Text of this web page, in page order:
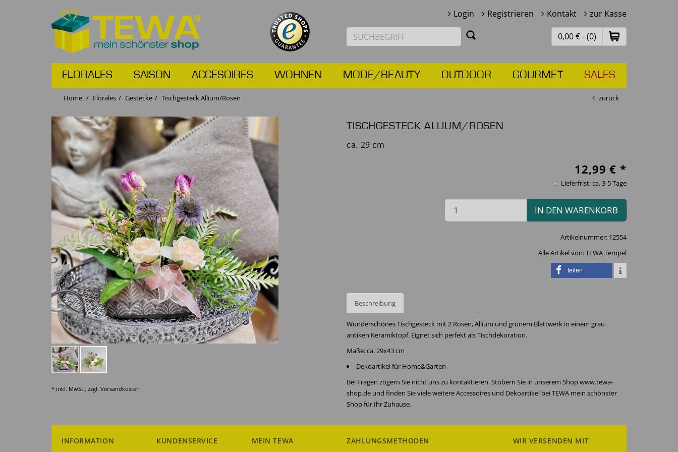
Login Registrieren Kontakt zur Kasse
0,00 € - (0)
FLORALES SAISON ACCESOIRES WOHNEN MODE/BEAUTY OUTDOOR GOURMET SALES
Home Florales Gestecke Tischgesteck Allium/Rosen zurück
* inkl. MwSt., zzgl. Versandkosten
TISCHGESTECK ALLIUM/ROSEN
ca. 29 cm
12,99 € *
Lieferfrist: ca. 3-5 Tage
IN DEN WARENKORB
Artikelnummer: 12554
Alle Artikel von:TEWA Tempel
teilen
Beschreibung
Wunderschönes Tischgesteck mit 2 Rosen, Allium und grünem Blattwerk in einem grau
antiken Keramiktopf. Eignet sich perfekt als Tischdekoration.
Maße: ca. 29x43 cm
Dekoartikel für Home&Garten
Bei Fragen zögern Sie nicht uns zu kontaktieren. Stöbern Sie in unserem Shop www.tewa-
shop.de und finden Sie viele weitere Accessoires und Dekoartikel bei TEWA mein schönster
Shop für Ihr Zuhause.
INFORMATION KUNDENSERVICE MEIN TEWA ZAHLUNGSMETHODEN WIR VERSENDEN MIT